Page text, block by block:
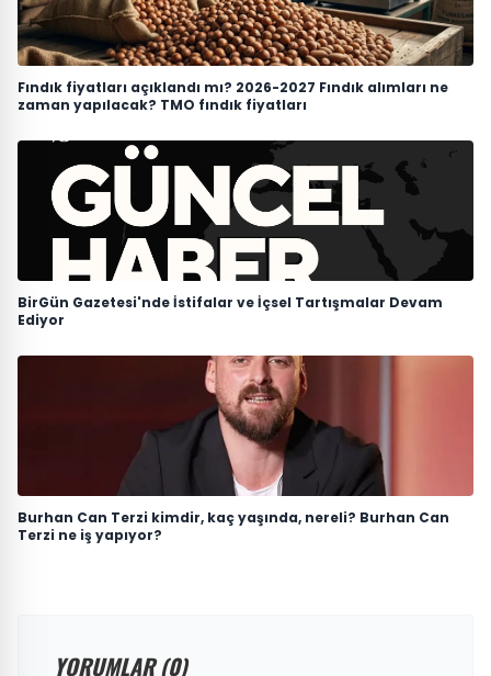
Fındık fiyatları açıklandı mı? 2026-2027 Fındık alımları ne
zaman yapılacak? TMO fındık fiyatları
BirGün Gazetesi'nde İstifalar ve İçsel Tartışmalar Devam
Ediyor
Burhan Can Terzi kimdir, kaç yaşında, nereli? Burhan Can
Terzi ne iş yapıyor?
YORUMLAR (0)